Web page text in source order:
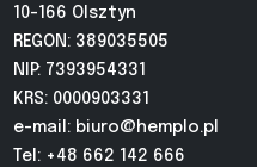
10-166 Olsztyn
REGON: 389035505
NIP: 7393954331
KRS: 0000903331
e-mail: biuro@hemplo.pl
Tel: +48 662 142 666